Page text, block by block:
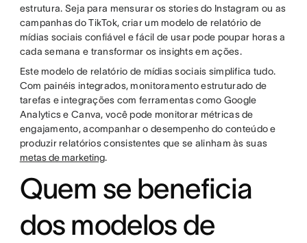
estrutura. Seja para mensurar os stories do Instagram ou as
campanhas do TikTok, criar um modelo de relatório de
mídias sociais confiável e fácil de usar pode poupar horas a
cada semana e transformar os insights em ações.
Este modelo de relatório de mídias sociais simplifica tudo.
Com painéis integrados, monitoramento estruturado de
tarefas e integrações com ferramentas como Google
Analytics e Canva, você pode monitorar métricas de
engajamento, acompanhar o desempenho do conteúdo e
produzir relatórios consistentes que se alinham às suas
metas de marketing.
Quem se beneficia
dos modelos de